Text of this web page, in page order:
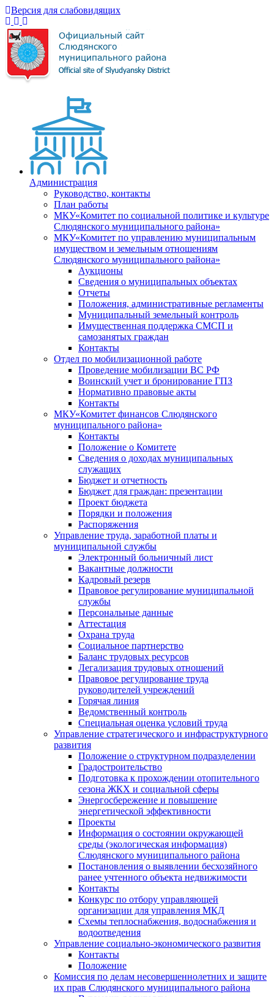
Версия для слабовидящих
Администрация
Руководство, контакты
План работы
МКУ«Комитет по социальной политике и культуре
Слюдянского муниципального района»
МКУ«Комитет по управлению муниципальным
имуществом и земельным отношениям
Слюдянского муниципального района»
Аукционы
Сведения о муниципальных объектах
Отчеты
Положения, административные регламенты
Муниципальный земельный контроль
Имущественная поддержка СМСП и
самозанятых граждан
Контакты
Отдел по мобилизационной работе
Проведение мобилизации ВС РФ
Воинский учет и бронирование ГПЗ
Нормативно правовые акты
Контакты
МКУ«Комитет финансов Слюдянского
муниципального района»
Контакты
Положение о Комитете
Сведения о доходах муниципальных
служащих
Бюджет и отчетность
Бюджет для граждан: презентации
Проект бюджета
Порядки и положения
Распоряжения
Управление труда, заработной платы и
муниципальной службы
Электронный больничный лист
Вакантные должности
Кадровый резерв
Правовое регулирование муниципальной
службы
Персональные данные
Аттестация
Охрана труда
Социальное партнерство
Баланс трудовых ресурсов
Легализация трудовых отношений
Правовое регулирование труда
руководителей учреждений
Горячая линия
Ведомственный контроль
Специальная оценка условий труда
Управление стратегического и инфраструктурного
развития
Положение о структурном подразделении
Градостроительство
Подготовка к прохождении отопительного
сезона ЖКХ и социальной сферы
Энергосбережение и повышение
энергетической эффективности
Проекты
Информация о состоянии окружающей
среды (экологическая информация)
Слюдянского муниципального района
Постановления о выявлении бесхозяйного
ранее учтенного объекта недвижимости
Контакты
Конкурс по отбору управляющей
организации для управления МКД
Схемы теплоснабжения, водоснабжения и
водоотведения
Управление социально-экономического развития
Контакты
Положение
Комиссия по делам несовершеннолетних и защите
их прав Слюдянского муниципального района